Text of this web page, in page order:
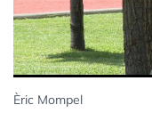
Èric Mompel